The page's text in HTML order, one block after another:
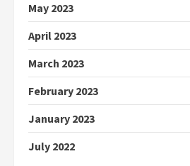
May 2023
April 2023
March 2023
February 2023
January 2023
July 2022